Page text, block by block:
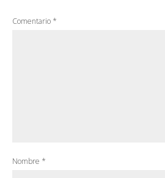
Comentario *
Nombre *